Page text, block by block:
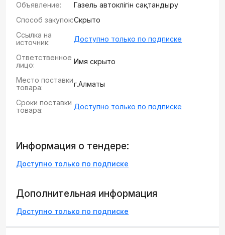
Объявление:
Газель автокөлігін сақтандыру
Способ закупок:Скрыто
Ссылка на
источник:
Доступно только по подписке
Ответственное
лицо:
Имя скрыто
Место поставки
товара:
г.Алматы
Сроки поставки
товара:
Доступно только по подписке
Информация о тендере:
Доступно только по подписке
Дополнительная информация
Доступно только по подписке